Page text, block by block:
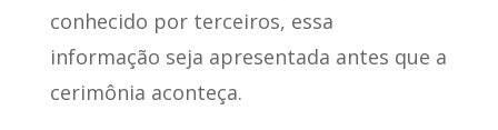
conhecido por terceiros, essa
informação seja apresentada antes que a
cerimônia aconteça.